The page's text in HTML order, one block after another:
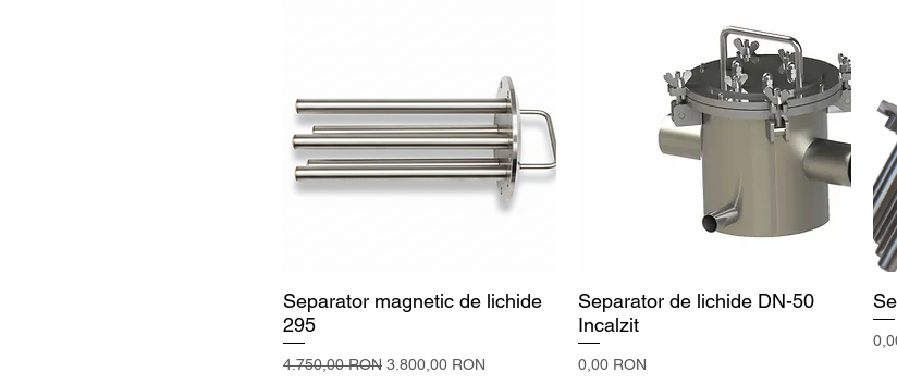
Separator magnetic de lichide
295
Preț normal
4.750,00 RON Preț redus
3.800,00 RON
Separator de lichide DN-50
Incalzit
Preț
0,00 RON